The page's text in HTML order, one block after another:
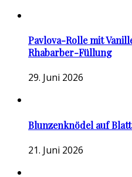
Pavlova-Rolle mit
Rhabarber-Füllung
29. Juni 2026
Blunzenknödel auf
21. Juni 2026